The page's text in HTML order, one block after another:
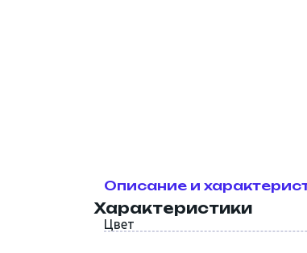
Описание и
Характеристики
Цвет